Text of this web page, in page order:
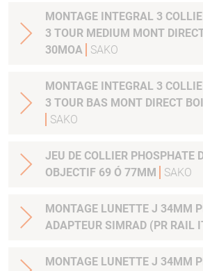
MONTAGE INTEGRAL 3
3 TOUR MEDIUM MONT
30MOA
SAKO
MONTAGE INTEGRAL 3
3 TOUR BAS MONT DIRECT
SAKO
JEU DE COLLIER PHOSPHATE
OBJECTIF 69 Ó 77MM
SAKO
MONTAGE LUNETTE J 34MM
ADAPTEUR SIMRAD (PR RAIL
MONTAGE LUNETTE J 34MM